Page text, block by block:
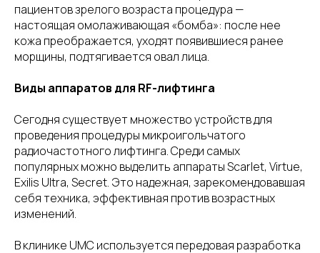
пациентов зрелого возраста процедура —
настоящая омолаживающая «бомба»: после нее
кожа преображается, уходят появившиеся ранее
морщины, подтягивается овал лица.
Виды аппаратов для RF-лифтинга
Сегодня существует множество устройств для
проведения процедуры микроигольчатого
радиочастотного лифтинга. Среди самых
популярных можно выделить аппараты Scarlet, Virtue,
Exilis Ultra, Secret. Это надежная, зарекомендовавшая
себя техника, эффективная против возрастных
изменений.
В клинике UMC используется передовая разработка